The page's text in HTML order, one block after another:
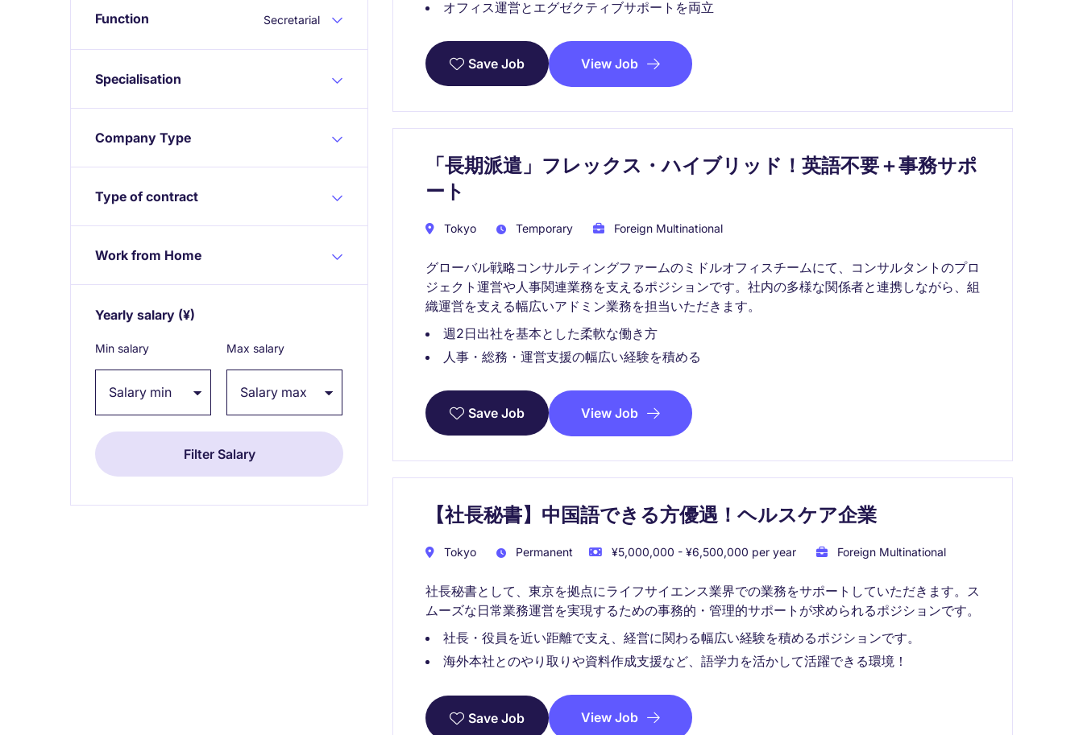
Function Secretarial
Specialisation
Company Type
Type of contract
Work from Home
Yearly salary (¥)
Min salary Max salary
オフィス運営とエグゼクティブサポートを両立
Save Job View Job
「長期派遣」フレックス・ハイブリッド！英語不要＋事務サポ
ート
Tokyo Temporary Foreign Multinational
グローバル戦略コンサルティングファームのミドルオフィスチームにて、コンサルタントのプロ
ジェクト運営や人事関連業務を支えるポジションです。社内の多様な関係者と連携しながら、組
織運営を支える幅広いアドミン業務を担当いただきます。
週2日出社を基本とした柔軟な働き方
人事・総務・運営支援の幅広い経験を積める
Save Job View Job
【社長秘書】中国語できる方優遇！ヘルスケア企業
Tokyo Permanent ¥5,000,000 - ¥6,500,000 per year Foreign Multinational
社長秘書として、東京を拠点にライフサイエンス業界での業務をサポートしていただきます。ス
ムーズな日常業務運営を実現するための事務的・管理的サポートが求められるポジションです。
社長・役員を近い距離で支え、経営に関わる幅広い経験を積めるポジションです。
海外本社とのやり取りや資料作成支援など、語学力を活かして活躍できる環境！
Save Job View Job